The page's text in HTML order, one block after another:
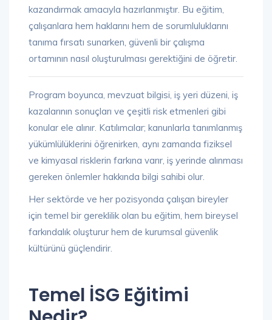
kazandırmak amacıyla hazırlanmıştır. Bu eğitim,
çalışanlara hem haklarını hem de sorumluluklarını
tanıma fırsatı sunarken, güvenli bir çalışma
ortamının nasıl oluşturulması gerektiğini de öğretir.
Program boyunca, mevzuat bilgisi, iş yeri düzeni, iş
kazalarının sonuçları ve çeşitli risk etmenleri gibi
konular ele alınır. Katılımcılar; kanunlarla tanımlanmış
yükümlülüklerini öğrenirken, aynı zamanda fiziksel
ve kimyasal risklerin farkına varır, iş yerinde alınması
gereken önlemler hakkında bilgi sahibi olur.
Her sektörde ve her pozisyonda çalışan bireyler
için temel bir gereklilik olan bu eğitim, hem bireysel
farkındalık oluşturur hem de kurumsal güvenlik
kültürünü güçlendirir.
Temel İSG Eğitimi